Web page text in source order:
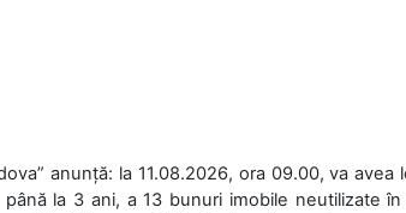
anunță: la 11.08.2026, ora 09.00, va avea
la 3 ani, a 13 bunuri imobile neutilizate